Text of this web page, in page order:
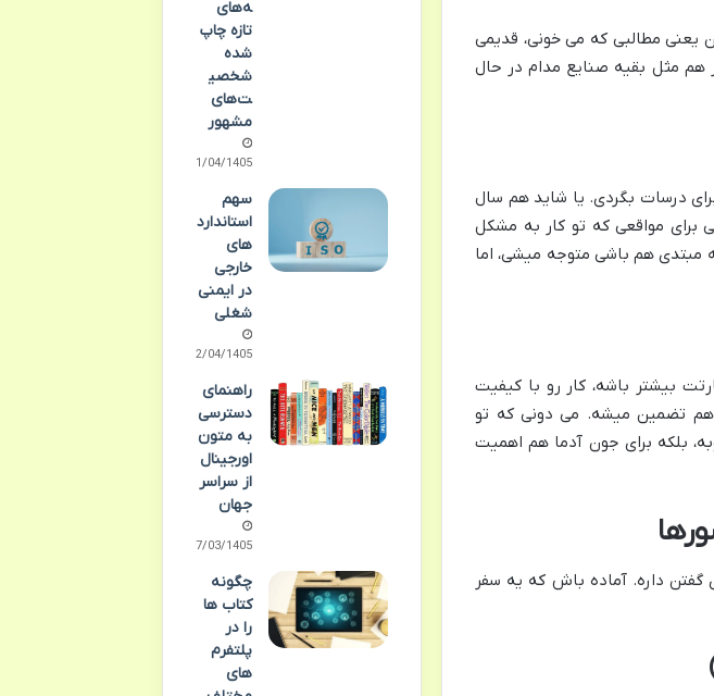
یعنی مطالبی که می خونی، قدیمی
هم مثل بقیه صنایع مدام در حال
درسات بگردی. یا شاید هم سال
مواقعی که تو کار به مشکل
مبتدی هم باشی متوجه میشی، اما
بیشتر باشه، کار رو با کیفیت
هم تضمین میشه. می دونی که تو
بلکه برای جون آدما هم اهمیت
داره. آماده باش که یه سفر
ه‌های
تازه چاپ
شده
شخصی
ت‌های
مشهور
11/04/1405
سهم
استاندارد
های
خارجی
در ایمنی
شغلی
02/04/1405
راهنمای
دسترسی
به متون
اورجینال
از سراسر
جهان
27/03/1405
چگونه
کتاب ها
را در
پلتفرم
های